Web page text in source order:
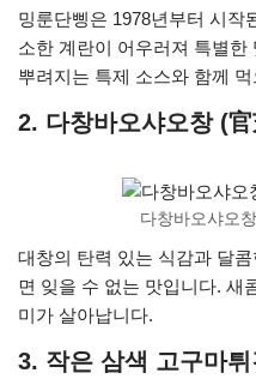
밍룬단삥은 1978년부터 시작
소한 계란이 어우러져 특별한
뿌려지는 특제 소스와 함께
2. 다창바오샤오창 (
다창바오샤오
대창의 탄력 있는 식감과 달
면 잊을 수 없는 맛입니다. 새
미가 살아납니다.
3. 작은 삼색 고구마